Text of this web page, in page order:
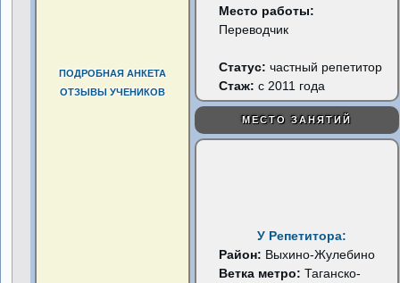
ПОДРОБНАЯ АНКЕТА
ОТЗЫВЫ УЧЕНИКОВ
Место работы:
Переводчик
Статус:частный репетитор
Стаж: с 2011 года
МЕСТО ЗАНЯТИЙ
У Репетитора:
Район: Выхино-Жулебино
Ветка метро:Таганско-